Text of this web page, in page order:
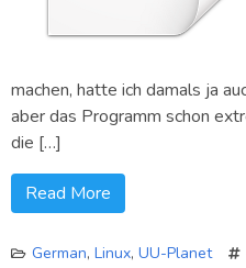
machen, hatte ich damals ja
aber das Programm schon
die […]
Read More
German, Linux, UU-Planet